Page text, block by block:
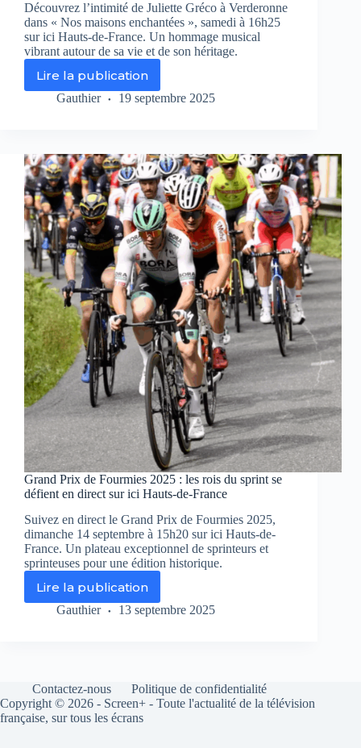
Découvrez l’intimité de Juliette Gréco à Verderonne
dans « Nos maisons enchantées », samedi à 16h25
sur ici Hauts-de-France. Un hommage musical
vibrant autour de sa vie et de son héritage.
Lire la publication
Nos
maisons
dans
l’intimité
de
Juliette
Gréco
à
Verderonne
Gauthier 19 septembre 2025
Grand Prix de Fourmies 2025 : les rois du sprint se
défient en direct sur ici Hauts-de-France
Suivez en direct le Grand Prix de Fourmies 2025,
dimanche 14 septembre à 15h20 sur ici Hauts-de-
France. Un plateau exceptionnel de sprinteurs et
sprinteuses pour une édition historique.
Lire la publication
Grand
Prix
les
rois
du
Gauthier 13 septembre 2025
Contactez-nous
Politique de confidentialité
Copyright © 2026 - Screen+ - Toute l'actualité de la télévision
française, sur tous les écrans